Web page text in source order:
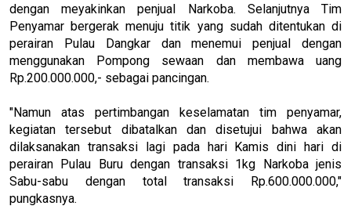
dengan meyakinkan penjual Narkoba. Selanjutnya Tim
Penyamar bergerak menuju titik yang sudah ditentukan di
perairan Pulau Dangkar dan menemui penjual dengan
menggunakan Pompong sewaan dan membawa uang
Rp.200.000.000,- sebagai pancingan.
"Namun atas pertimbangan keselamatan tim penyamar,
kegiatan tersebut dibatalkan dan disetujui bahwa akan
dilaksanakan transaksi lagi pada hari Kamis dini hari di
perairan Pulau Buru dengan transaksi 1kg Narkoba jenis
Sabu-sabu dengan total transaksi Rp.600.000.000,"
pungkasnya.